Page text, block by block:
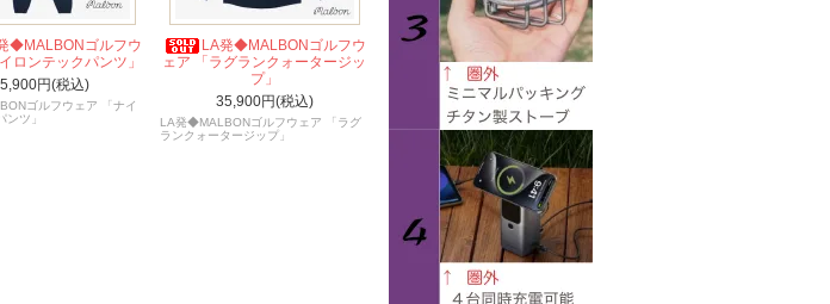
◆MALBONゴルフウ
ロンテックパンツ」
円(税込)
ゴルフウェア 「ナイ
ンツ」
LA発◆MALBONゴルフウ
ェア 「ラグランクォータージッ
プ」
35,900円(税込)
LA発◆MALBONゴルフウェア 「ラグ
ランクォータージップ」